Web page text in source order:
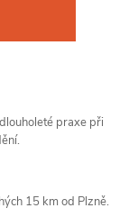
praxe při
15 km od Plzně.